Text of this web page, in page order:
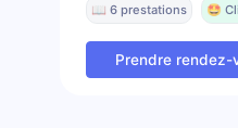
📖 6 prestations 🤩
Prendre rendez-